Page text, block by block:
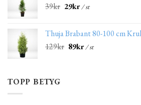
39kr 29kr/ st
Thuja Brabant 80-100 cm
129kr 89kr/ st
TOPP BETYG